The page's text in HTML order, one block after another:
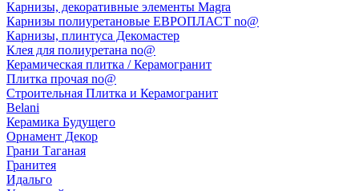
Карнизы, декоративные элементы Magra
Карнизы полиуретановые ЕВРОПЛАСТ no@
Карнизы, плинтуса Декомастер
Клея для полиуретана no@
Керамическая плитка / Керамогранит
Плитка прочая no@
Строительная Плитка и Керамогранит
Belani
Керамика Будущего
Орнамент Декор
Грани Таганая
Гранитея
Идальго